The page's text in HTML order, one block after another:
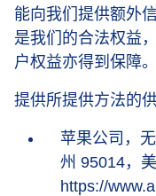
能向我们提供额外
是我们的合法权益
户权益亦得到保障。
提供所提供方法的供
苹果公司，
州 95014，
https://